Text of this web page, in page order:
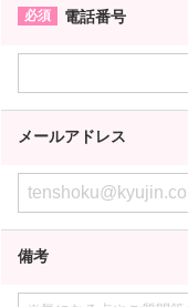
電話番号
メールアドレス
備考